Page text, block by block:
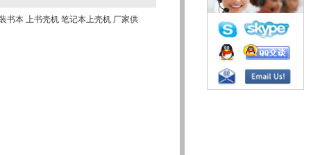
书本 上书壳机 笔记本上壳机 厂家供